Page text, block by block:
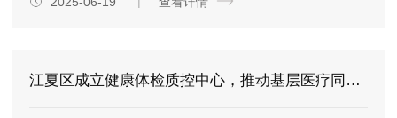
江夏区成立健康体检质控中心，推动基层医疗同质化